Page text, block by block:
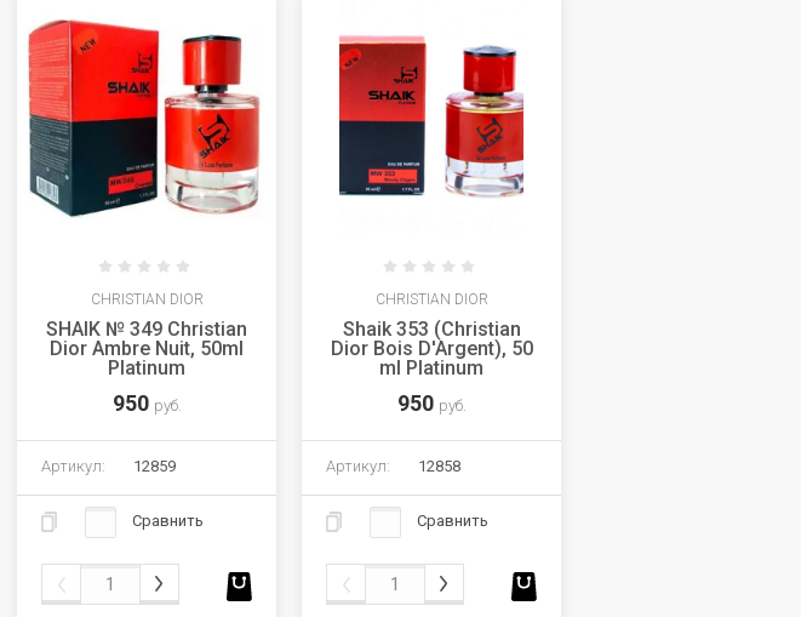
CHRISTIAN DIOR
SHAIK № 349 Christian
Dior Ambre Nuit, 50ml
Platinum
950 руб.
Артикул: 12859
Сравнить
CHRISTIAN DIOR
Shaik 353 (Christian
Dior Bois D'Argent), 50
ml Platinum
950 руб.
Артикул: 12858
Сравнить